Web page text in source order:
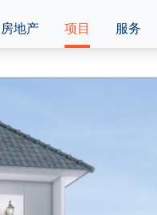
房地产 项目 服务